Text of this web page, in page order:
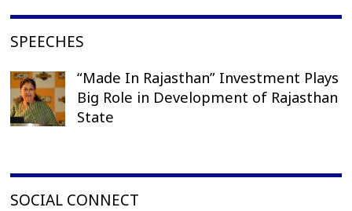
SPEECHES
“Made In Rajasthan” Investment Plays
Big Role in Development of Rajasthan
State
SOCIAL CONNECT